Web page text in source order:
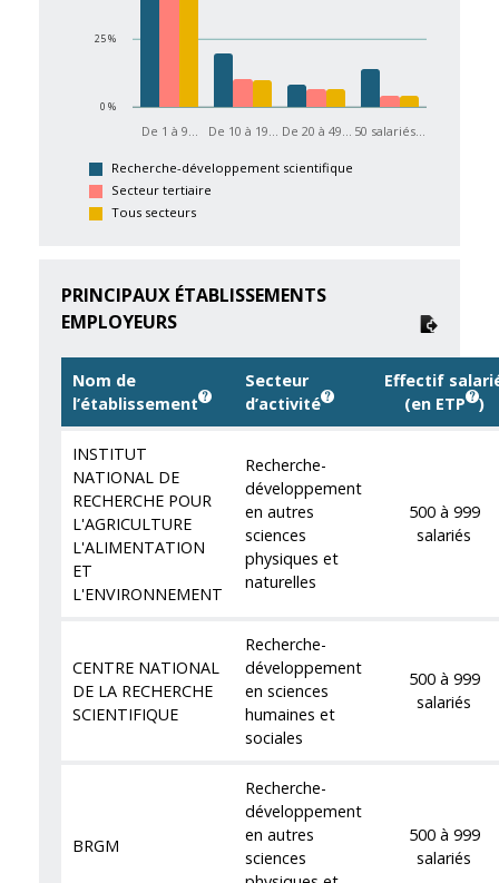
De 1 à 9… De 10 à 19… De 20 à 49… 50 salariés…
0 %
25 %
Recherche-développement scientifique
Secteur tertiaire
Tous secteurs
PRINCIPAUX ÉTABLISSEMENTS
EMPLOYEURS
Nom de
l’établissement
Secteur
d’activité
Effectif
(en ETP
)
INSTITUT
NATIONAL DE
RECHERCHE POUR
L'AGRICULTURE
L'ALIMENTATION
ET
L'ENVIRONNEMENT
Recherche-
développement
en autres
sciences
physiques et
naturelles
500 à 999
salariés
CENTRE NATIONAL
DE LA RECHERCHE
SCIENTIFIQUE
Recherche-
développement
en sciences
humaines et
sociales
500 à 999
salariés
BRGM
Recherche-
développement
en autres
sciences
500 à 999
salariés